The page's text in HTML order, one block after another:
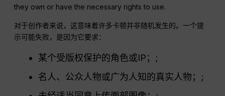
they own or have the necessary rights to use.
对于创作者来说，这意味着许多卡顿并非随机发生的。一个提
示可能失败，是因为它要求：
某个受版权保护的角色或IP；;
名人、公众人物或广为人知的真实人物；;